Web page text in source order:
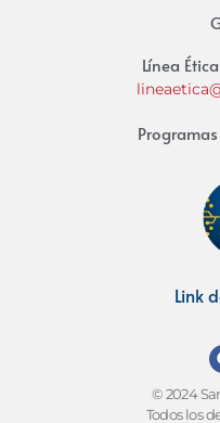
Línea
Link
© 2024
Todos los